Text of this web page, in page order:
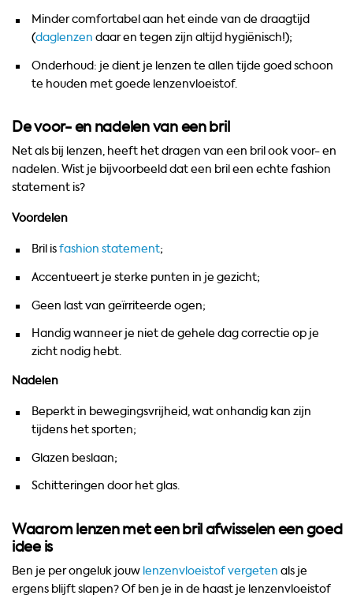
Minder comfortabel aan het einde van de draagtijd
(daglenzen daar en tegen zijn altijd hygiënisch!);
Onderhoud: je dient je lenzen te allen tijde goed schoon
te houden met goede lenzenvloeistof.
De voor- en nadelen van een bril
Net als bij lenzen, heeft het dragen van een bril ook voor- en
nadelen. Wist je bijvoorbeeld dat een bril een echte fashion
statement is?
Voordelen
Bril isfashion statement;
Accentueert je sterke punten in je gezicht;
Geen last van geïrriteerde ogen;
Handig wanneer je niet de gehele dag correctie op je
zicht nodig hebt.
Nadelen
Beperkt in bewegingsvrijheid, wat onhandig kan zijn
tijdens het sporten;
Glazen beslaan;
Schitteringen door het glas.
Waarom lenzen met een bril afwisselen een goed
idee is
Ben je per ongeluk jouw lenzenvloeistof vergeten als je
ergens blijft slapen? Of ben je in de haast je lenzenvloeistof